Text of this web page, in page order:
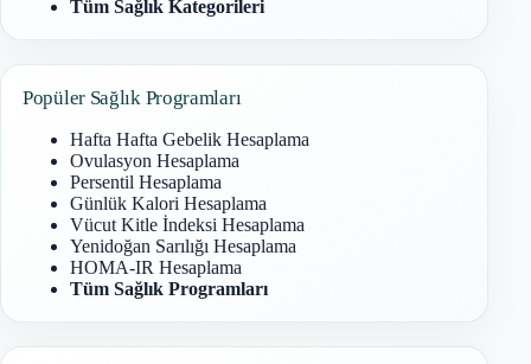
Tüm Sağlık Kategorileri
Popüler Sağlık Programları
Hafta Hafta Gebelik Hesaplama
Ovulasyon Hesaplama
Persentil Hesaplama
Günlük Kalori Hesaplama
Vücut Kitle İndeksi Hesaplama
Yenidoğan Sarılığı Hesaplama
HOMA-IR Hesaplama
Tüm Sağlık Programları